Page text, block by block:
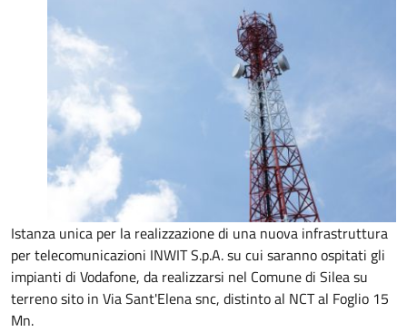
Istanza unica per la realizzazione di una nuova infrastruttura
per telecomunicazioni INWIT S.p.A. su cui saranno ospitati gli
impianti di Vodafone, da realizzarsi nel Comune di Silea su
terreno sito in Via Sant'Elena snc, distinto al NCT al Foglio 15
Mn.